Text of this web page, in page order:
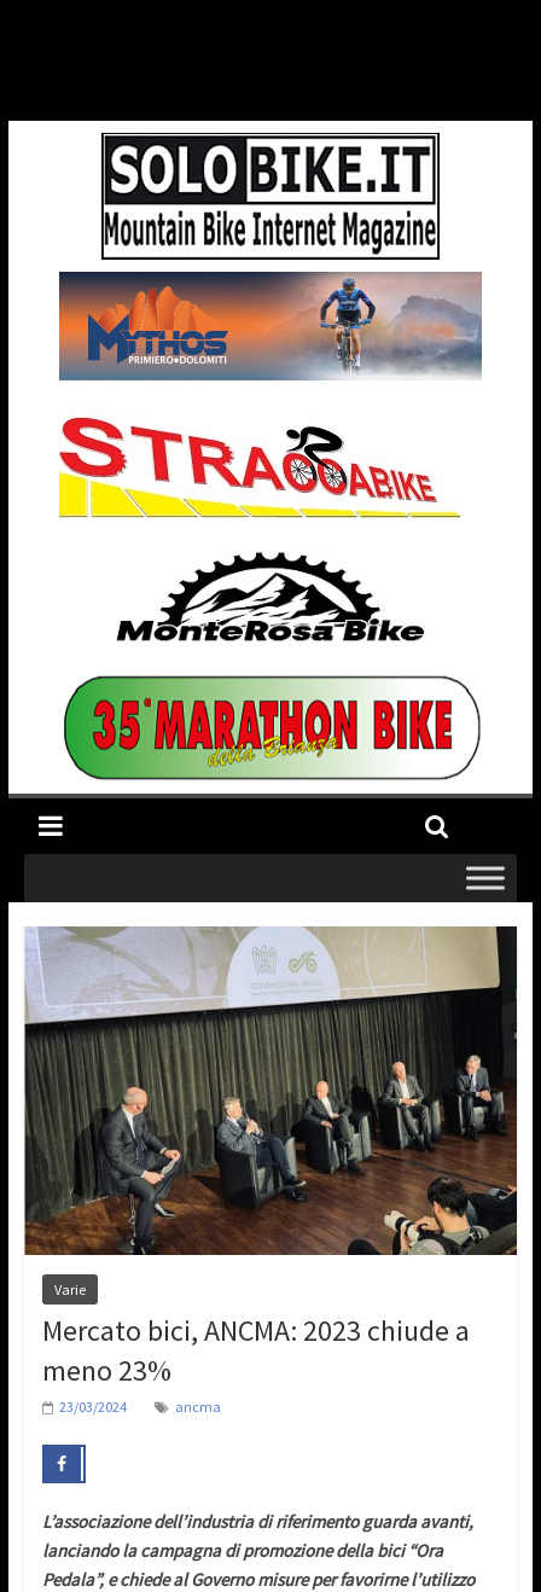
Varie
Mercato bici, ANCMA: 2023 chiude a
meno 23%
23/03/2024 ancma
L’associazione dell’industria di riferimento guarda avanti,
lanciando la campagna di promozione della bici “Ora
Pedala”, e chiede al Governo misure per favorirne l’utilizzo